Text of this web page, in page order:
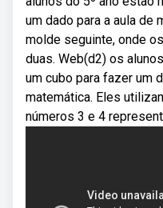
um dado para a aula de
molde seguinte, onde
duas. Web(d2) os
um cubo para fazer um
matemática. Eles
números 3 e 4